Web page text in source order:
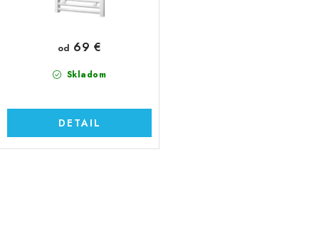
Skladom
od 69 €
DETAIL